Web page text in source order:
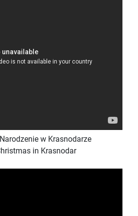
w Krasnodarze
in Krasnodar